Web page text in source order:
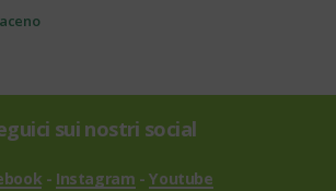
sui nostri social
- Instagram -Youtube